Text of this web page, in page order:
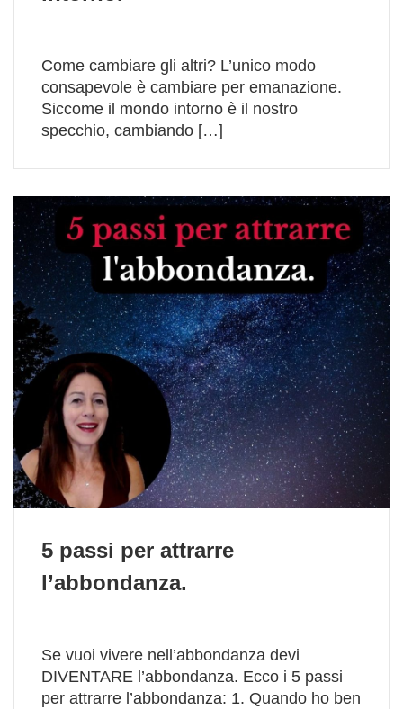
Come cambiare gli altri? L’unico modo
consapevole è cambiare per emanazione.
Siccome il mondo intorno è il nostro
specchio, cambiando […]
5 passi per attrarre
l’abbondanza.
Se vuoi vivere nell’abbondanza devi
DIVENTARE l’abbondanza. Ecco i 5 passi
per attrarre l’abbondanza: 1. Quando ho ben